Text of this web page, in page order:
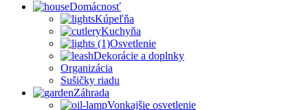
Domácnosť
Kúpeľňa
Kuchyňa
Osvetlenie
Dekorácie a doplnky
Organizácia
Sušičky riadu
Záhrada
Vonkajšie osvetlenie